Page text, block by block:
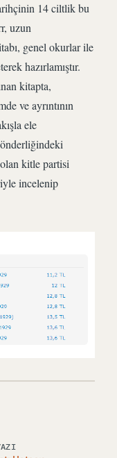
14 ciltlik bu
uzun
genel okurlar ile
hazırlamıştır.
kitapta,
ve ayrıntının
ele
kitle partisi
incelenip